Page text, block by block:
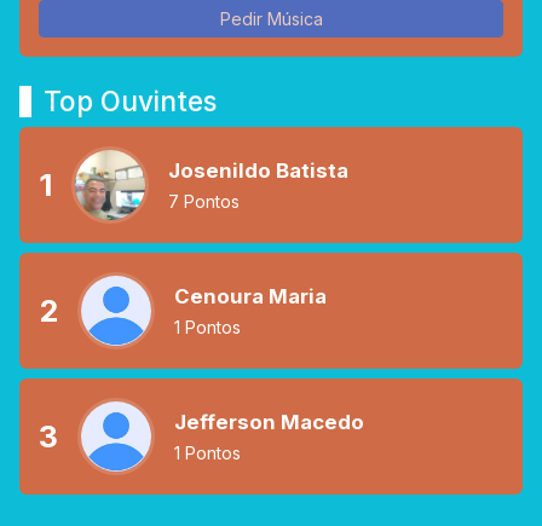
Pedir Música
Top Ouvintes
1 Josenildo Batista
7 Pontos
2 Cenoura Maria
1 Pontos
3 Jefferson Macedo
1 Pontos